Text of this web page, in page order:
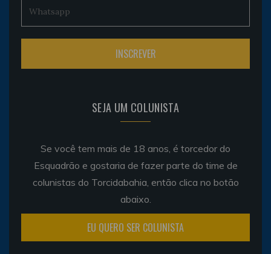
SEJA UM COLUNISTA
Se você tem mais de 18 anos, é torcedor do
Esquadrão e gostaria de fazer parte do time de
colunistas do Torcidabahia, então clica no botão
abaixo.
EU QUERO SER COLUNISTA